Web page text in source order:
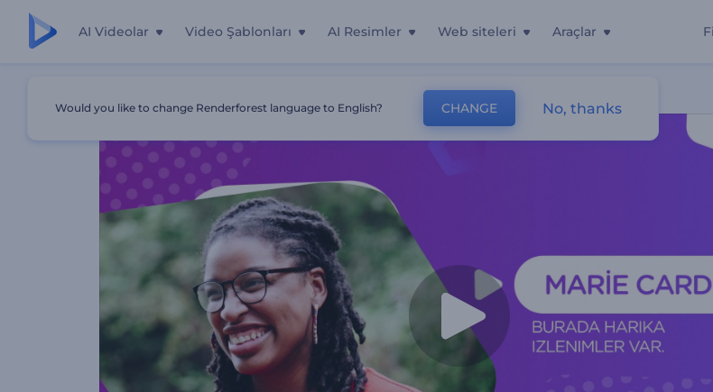
AI Videolar Video Şablonları AI Resimler Web siteleri Araçlar
Would you like to change Renderforest language to English? CHANGE No, thanks